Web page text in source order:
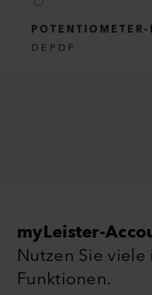
DE PDF
myLeister-
Nutzen Sie
Funktionen.